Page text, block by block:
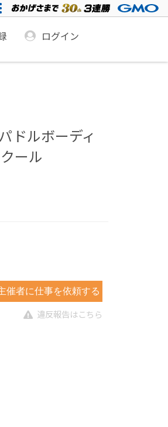
ログイン
ドルボーディ
ール
催者に仕事を依頼する
違反報告はこちら